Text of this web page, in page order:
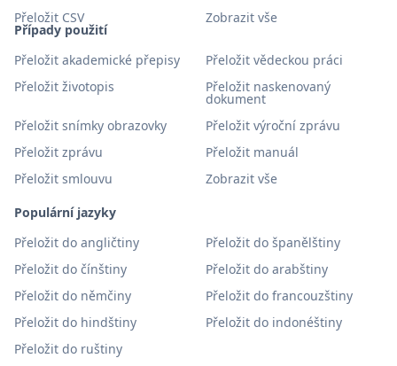
Případy použití
Přeložit akademické přepisy
Přeložit vědeckou práci
Přeložit životopis
Přeložit naskenovaný
dokument
Přeložit snímky obrazovky
Přeložit výroční zprávu
Přeložit zprávu
Přeložit manuál
Přeložit smlouvu
Zobrazit vše
Populární jazyky
Přeložit do angličtiny
Přeložit do španělštiny
Přeložit do čínštiny
Přeložit do arabštiny
Přeložit do němčiny
Přeložit do francouzštiny
Přeložit do hindštiny
Přeložit do indonéštiny
Přeložit do ruštiny
Přeložit CSV
Zobrazit vše